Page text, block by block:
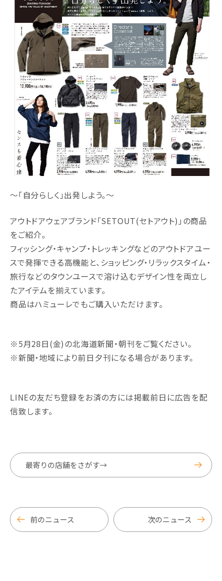
～「自分らしく」出発しよう。～
アウトドアウェアブランド「SETOUT(セトアウト)」の商品
をご紹介。
フィッシング・キャンプ・トレッキングなどのアウトドアユー
スで発揮できる高機能と、ショッピング・リラックスタイム・
旅行などのタウンユースで溶け込むデザイン性を両立し
たアイテムを揃えています。
商品はハミューレでもご購入いただけます。
※5月28日(金)の北海道新聞・朝刊をご覧ください。
※新聞・地域により前日夕刊になる場合があります。
LINEの友だち登録をお済の方には掲載前日に広告を配
信致します。
最寄りの店舗をさがす→
前のニュース 次のニュース